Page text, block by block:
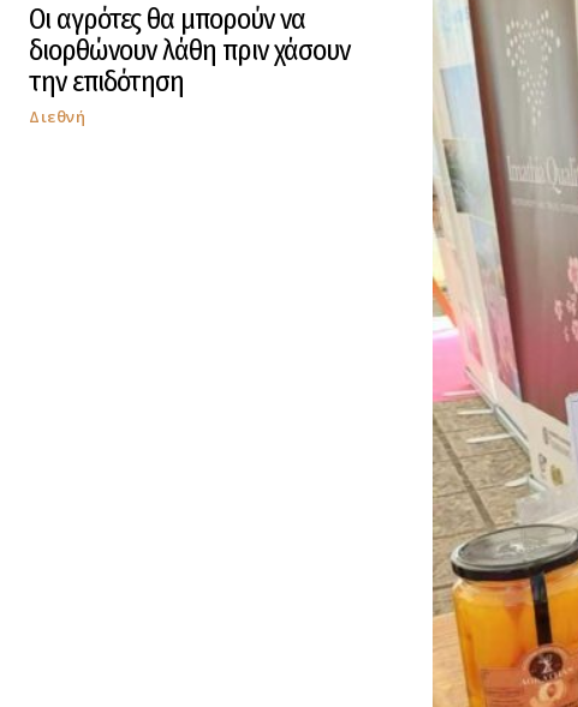
Οι αγρότες θα μπορούν να
διορθώνουν λάθη πριν χάσουν
την επιδότηση
Διεθνή